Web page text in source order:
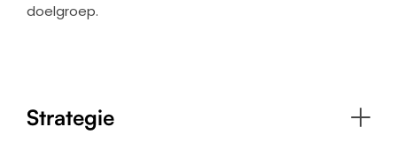
doelgroep.
Strategie